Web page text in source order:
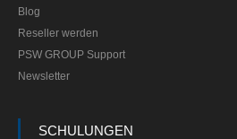
Blog
Reseller werden
PSW GROUP Support
Newsletter
SCHULUNGEN